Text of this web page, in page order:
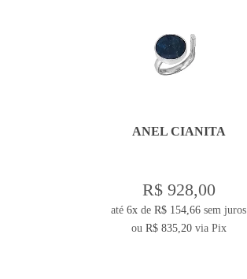
ANEL CIANITA
R$ 928,00
até6x deR$ 154,66 sem juros
ou R$ 835,20via Pix